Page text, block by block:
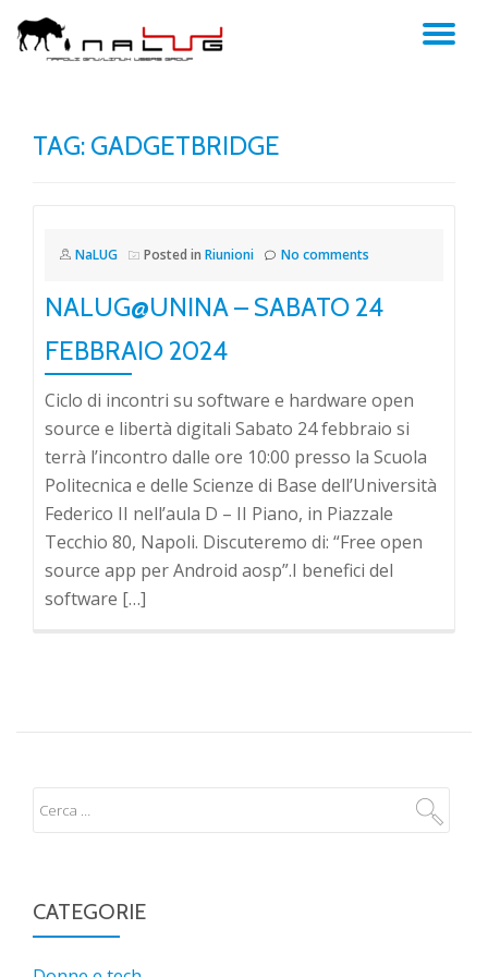
Skip
TAG: GADGETBRIDGE
NaLUG Posted in Riunioni No comments
NALUG@UNINA – SABATO 24
FEBBRAIO 2024
Ciclo di incontri su software e hardware open
source e libertà digitali Sabato 24 febbraio si
terrà l’incontro dalle ore 10:00 presso la Scuola
Politecnica e delle Scienze di Base dell’Università
Federico II nell’aula D – II Piano, in Piazzale
Tecchio 80, Napoli. Discuteremo di: “Free open
source app per Android aosp”.I benefici del
software […]
CATEGORIE